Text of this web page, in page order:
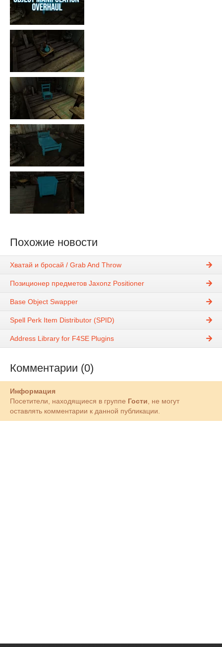
Похожие новости
Хватай и бросай / Grab And Throw
Позиционер предметов Jaxonz Positioner
Base Object Swapper
Spell Perk Item Distributor (SPID)
Address Library for F4SE Plugins
Комментарии (0)
Информация
Посетители, находящиеся в группе Гости, не могут
оставлять комментарии к данной публикации.